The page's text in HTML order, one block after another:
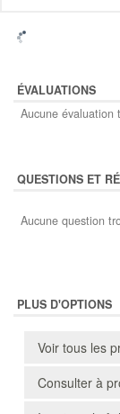
ÉVALUATIONS
Aucune évaluation
QUESTIONS ET
Aucune question
PLUS D'OPTIONS
Voir tous les
Consulter à